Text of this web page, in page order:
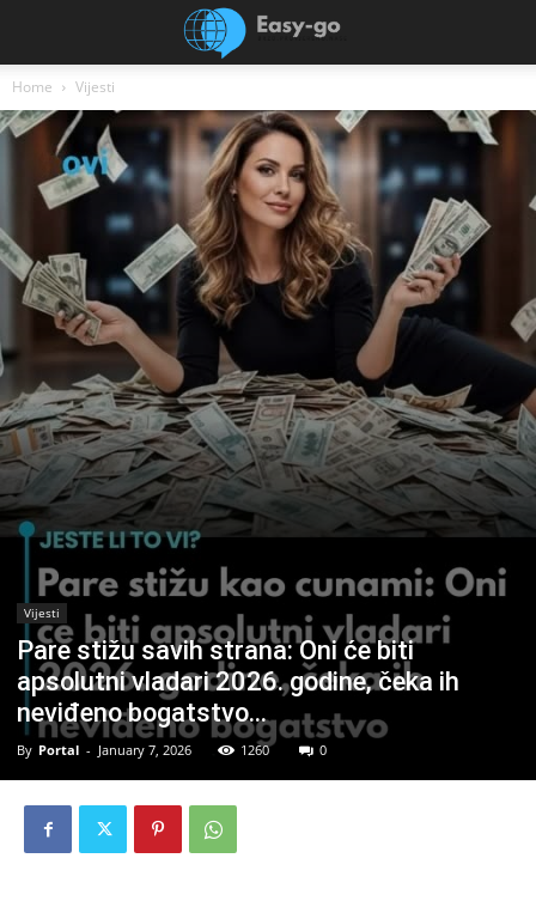
Home Vijesti
Vijesti
Pare stižu savih strana: Oni će biti
apsolutni vladari 2026. godine, čeka ih
neviđeno bogatstvo…
By Portal - January 7, 2026 1260 0